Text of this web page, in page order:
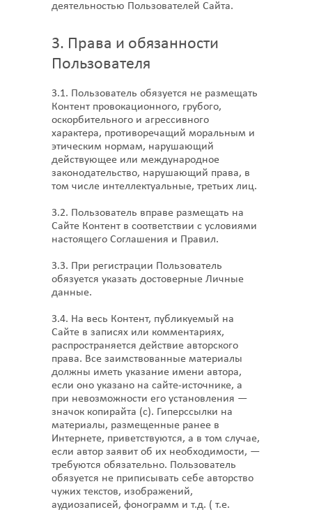
деятельностью Пользователей Сайта.
3. Права и обязанности
Пользователя
3.1. Пользователь обязуется не размещать
Контент провокационного, грубого,
оскорбительного и агрессивного
характера, противоречащий моральным и
этическим нормам, нарушающий
действующее или международное
законодательство, нарушающий права, в
том числе интеллектуальные, третьих лиц.
3.2. Пользователь вправе размещать на
Сайте Контент в соответствии с условиями
настоящего Соглашения и Правил.
3.3. При регистрации Пользователь
обязуется указать достоверные Личные
данные.
3.4. На весь Контент, публикуемый на
Сайте в записях или комментариях,
распространяется действие авторского
права. Все заимствованные материалы
должны иметь указание имени автора,
если оно указано на сайте-источнике, а
при невозможности его установления —
значок копирайта (с). Гиперссылки на
материалы, размещенные ранее в
Интернете, приветствуются, а в том случае,
если автор заявит об их необходимости, —
требуются обязательно. Пользователь
обязуется не приписывать себе авторство
чужих текстов, изображений,
аудиозаписей, фонограмм и т.д. ( т.е.